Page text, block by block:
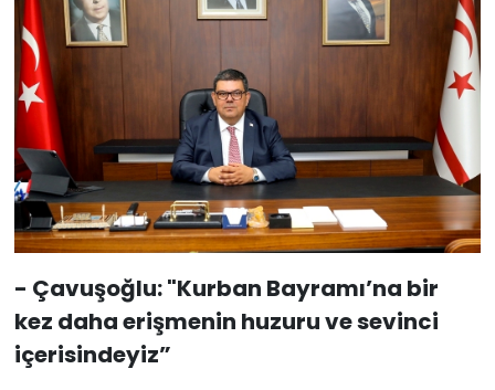
- Çavuşoğlu: "Kurban Bayramı’na bir
kez daha erişmenin huzuru ve sevinci
içerisindeyiz”